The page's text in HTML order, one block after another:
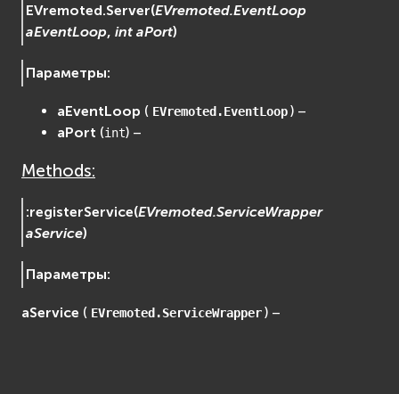
EVosgViewer
osg
osgDB
osgGA
osgParticle
osgText
osgUtil
osgViewer
bullet
EVremoted.Server(EVremoted.EventLoop
aEventLoop,int aPort)
Параметры:
aEventLoop ( EVremoted.EventLoop ) –
aPort (int) –
Methods:
:registerService(EVremoted.ServiceWrapper
aService)
Параметры:
aService ( EVremoted.ServiceWrapper ) –